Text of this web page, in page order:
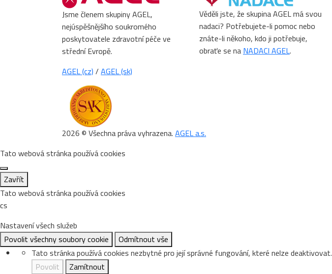
Jsme členem skupiny AGEL,
nejúspěšnějšího soukromého
poskytovatele zdravotní péče ve
střední Evropě.
AGEL (cz) / AGEL (sk)
Věděli jste, že skupina AGEL má svou
nadaci? Potřebujete-li pomoc nebo
znáte-li někoho, kdo ji potřebuje,
obraťe se na NADACI AGEL.
2026 © Všechna práva vyhrazena. AGEL a.s.
Tato webová stránka používá cookies
Zavřít
Tato webová stránka používá cookies
cs
Nastavení všech služeb
Povolit všechny soubory cookie
Odmítnout vše
Tato stránka používá cookies nezbytné pro její správné fungování, které nelze deaktivovat.
Povolit
Zamítnout